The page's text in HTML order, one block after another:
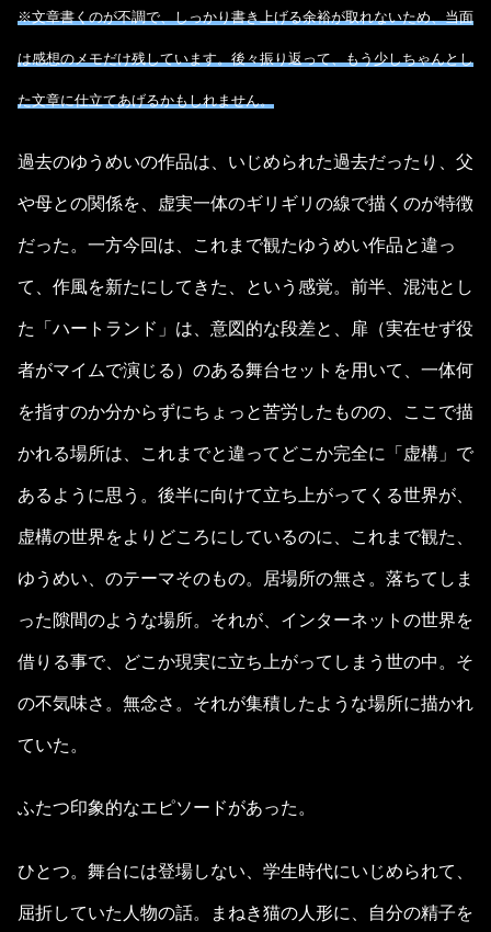
※文章書くのが不調で、しっかり書き上げる余裕が取れないため、当面
は感想のメモだけ残しています。後々振り返って、もう少しちゃんとし
た文章に仕立てあげるかもしれません。
過去のゆうめいの作品は、いじめられた過去だったり、父
や母との関係を、虚実一体のギリギリの線で描くのが特徴
だった。一方今回は、これまで観たゆうめい作品と違っ
て、作風を新たにしてきた、という感覚。前半、混沌とし
た「ハートランド」は、意図的な段差と、扉（実在せず役
者がマイムで演じる）のある舞台セットを用いて、一体何
を指すのか分からずにちょっと苦労したものの、ここで描
かれる場所は、これまでと違ってどこか完全に「虚構」で
あるように思う。後半に向けて立ち上がってくる世界が、
虚構の世界をよりどころにしているのに、これまで観た、
ゆうめい、のテーマそのもの。居場所の無さ。落ちてしま
った隙間のような場所。それが、インターネットの世界を
借りる事で、どこか現実に立ち上がってしまう世の中。そ
の不気味さ。無念さ。それが集積したような場所に描かれ
ていた。
ふたつ印象的なエピソードがあった。
ひとつ。舞台には登場しない、学生時代にいじめられて、
屈折していた人物の話。まねき猫の人形に、自分の精子を